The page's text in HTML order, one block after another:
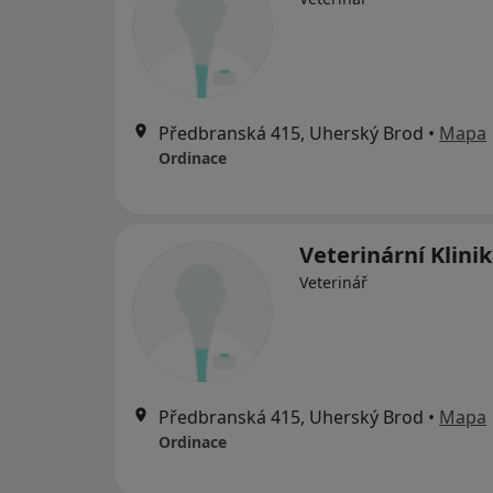
Předbranská 415, Uherský Brod • Mapa
Ordinace
Veterinární
Veterinář
Předbranská 415, Uherský Brod • Mapa
Ordinace